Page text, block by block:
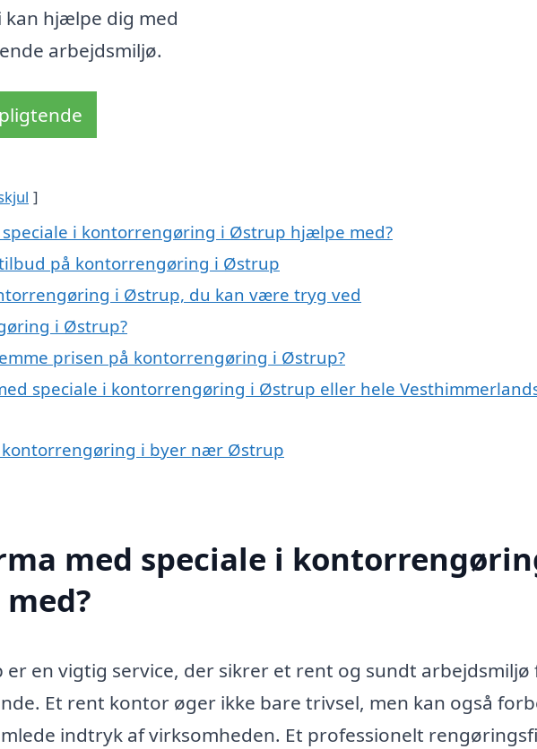
hjælpe dig med
arbejdsmiljø.
i kontorrengøring i Østrup hjælpe med?
på kontorrengøring i Østrup
i Østrup, du kan være tryg ved
i Østrup?
prisen på kontorrengøring i Østrup?
speciale i kontorrengøring i Østrup eller hele
kontorrengøring i byer nær Østrup
med speciale i
en vigtig service, der sikrer et rent og sundt arbejdsmiljø
Et rent kontor øger ikke bare trivsel, men kan også
indtryk af virksomheden. Et professionelt